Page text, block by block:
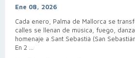
Ene 08, 2026
Cada enero, Palma de Mallorca se
calles se llenan de música, fuego,
homenaje a Sant Sebastià (San
En 2